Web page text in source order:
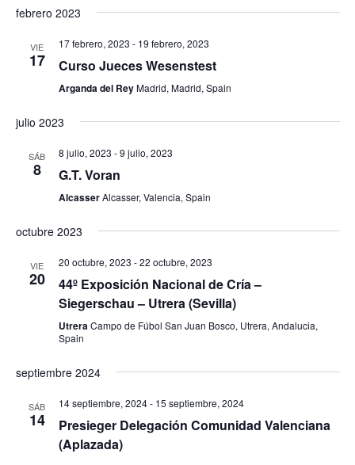
febrero 2023
VIE
17
17 febrero, 2023 - 19 febrero, 2023
Curso Jueces Wesenstest
Arganda del ReyMadrid, Madrid, Spain
julio 2023
SÁB
8
8 julio, 2023 -9 julio, 2023
G.T. Voran
AlcasserAlcasser, Valencia, Spain
octubre 2023
VIE
20
20 octubre, 2023 -22 octubre, 2023
44º Exposición Nacional de Cría –
Siegerschau – Utrera (Sevilla)
UtreraCampo de Fúbol San Juan Bosco, Utrera, Andalucia,
Spain
septiembre 2024
SÁB
14
14 septiembre, 2024- 15 septiembre, 2024
Presieger Delegación Comunidad Valenciana
(Aplazada)